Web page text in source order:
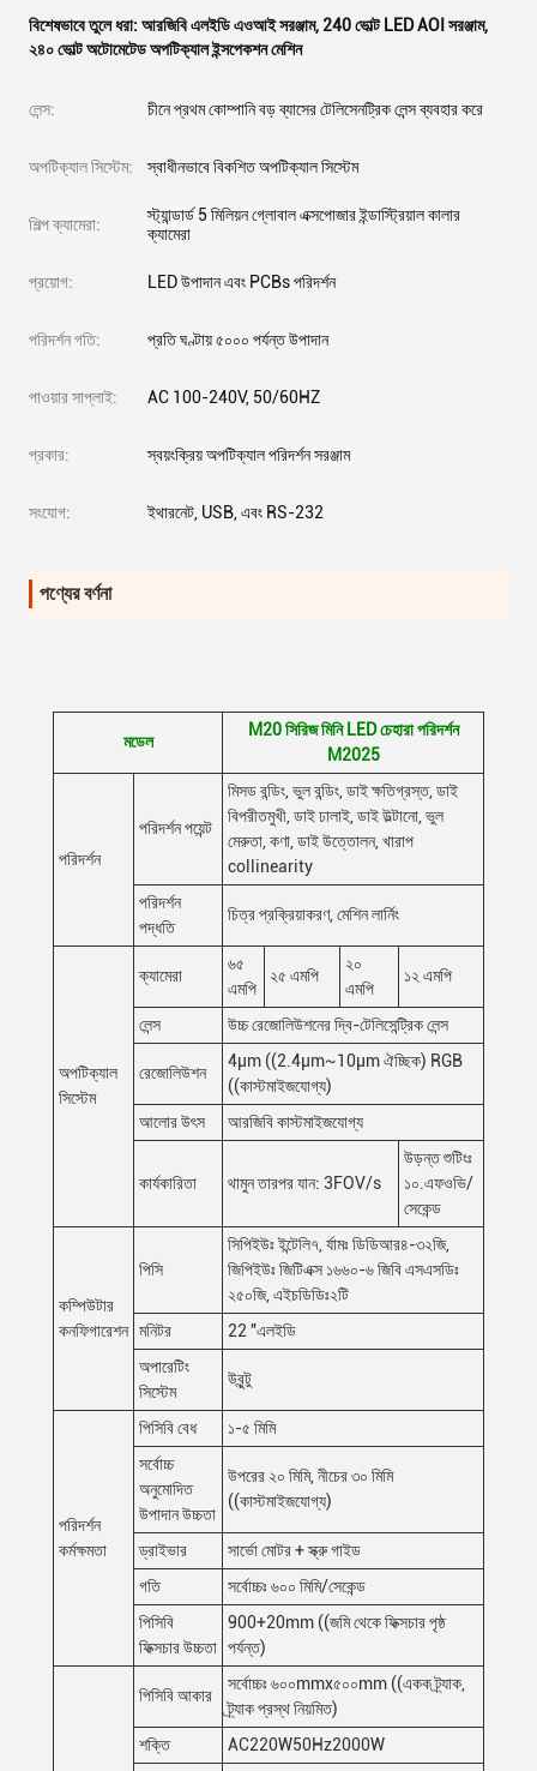
বিশেষভাবে তুলে ধরা: আরজিবি এলইডি এওআই সরঞ্জাম, 240 ভোল্ট LED AOI সরঞ্জাম,
২৪০ ভোল্ট অটোমেটেড অপটিক্যাল ইন্সপেকশন মেশিন
লেন্স: চীনে প্রথম কোম্পানি বড় ব্যাসের টেলিসেনট্রিক লেন্স ব্যবহার করে
অপটিক্যাল সিস্টেম: স্বাধীনভাবে বিকশিত অপটিক্যাল সিস্টেম
শিল্প ক্যামেরা:
স্ট্যান্ডার্ড 5 মিলিয়ন গ্লোবাল এক্সপোজার ইন্ডাস্ট্রিয়াল কালার
ক্যামেরা
প্রয়োগ: LED উপাদান এবং PCBs পরিদর্শন
পরিদর্শন গতি: প্রতি ঘণ্টায় ৫০০০ পর্যন্ত উপাদান
পাওয়ার সাপ্লাই: AC 100-240V, 50/60HZ
প্রকার: স্বয়ংক্রিয় অপটিক্যাল পরিদর্শন সরঞ্জাম
সংযোগ: ইথারনেট, USB, এবং RS-232
পণ্যের বর্ণনা
মডেল
M20 সিরিজ মিনি LED চেহারা পরিদর্শন
M2025
পরিদর্শন
পরিদর্শন পয়েন্ট
মিসড বন্ডিং, ভুল বন্ডিং, ডাই ক্ষতিগ্রস্ত, ডাই
বিপরীতমুখী, ডাই ঢালাই, ডাই উল্টানো, ভুল
মেরুতা, কণা, ডাই উত্তোলন, খারাপ
collinearity
পরিদর্শন
পদ্ধতি
চিত্র প্রক্রিয়াকরণ, মেশিন লার্নিং
অপটিক্যাল
সিস্টেম
ক্যামেরা
৬৫
এমপি
২৫ এমপি
২০
এমপি
১২ এমপি
লেন্স উচ্চ রেজোলিউশনের দ্বি-টেলিসেন্ট্রিক লেন্স
রেজোলিউশন
4μm ((2.4μm~10μm ঐচ্ছিক) RGB
((কাস্টমাইজযোগ্য)
আলোর উৎস
আরজিবি কাস্টমাইজযোগ্য
কার্যকারিতা থামুন তারপর যান: 3FOV/s
উড়ন্ত শুটিংঃ
১০.এফওভি/
সেকেন্ড
কম্পিউটার
কনফিগারেশন
পিসি
সিপিইউঃ ইন্টেলি৭, র্যামঃ ডিডিআর৪-৩২জি,
জিপিইউঃ জিটিএক্স ১৬৬০-৬ জিবি এসএসডিঃ
২৫০জি, এইচডিডিঃ২টি
মনিটর
22 "এলইডি
অপারেটিং
সিস্টেম
উবুন্টু
পরিদর্শন
কর্মক্ষমতা
পিসিবি বেধ
১-৫ মিমি
সর্বোচ্চ
অনুমোদিত
উপাদান উচ্চতা
উপরের ২০ মিমি, নীচের ৩০ মিমি
((কাস্টমাইজযোগ্য)
ড্রাইভার
সার্ভো মোটর + স্ক্রু গাইড
গতি
সর্বোচ্চঃ ৬০০ মিমি/সেকেন্ড
পিসিবি
ফিক্সচার উচ্চতা
900+20mm ((জমি থেকে ফিক্সচার পৃষ্ঠ
পর্যন্ত)
পিসিবি আকার
সর্বোচ্চঃ ৬০০mmx৫০০mm ((একক ট্র্যাক,
ট্র্যাক প্রস্থ নিয়মিত)
শক্তি
AC220W50Hz2000W